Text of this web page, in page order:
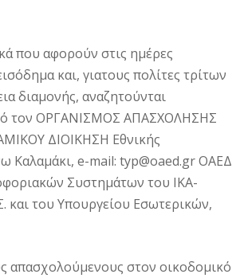
που αφορούν στις ηµέρες
και, γιατους πολίτες τρίτων
διαµονής, αναζητούνται
τον ΟΡΓΑΝΙΣΜΟΣ ΑΠΑΣΧΟΛΗΣΗΣ
ΔΙΟΙΚΗΣΗ Εθνικής
Καλαµάκι, e-mail: typ@oaed.gr ΟΑΕΔ
Συστηµάτων του ΙΚΑ-
και του Υπουργείου Εσωτερικών,
απασχολούµενους στον οικοδοµικό